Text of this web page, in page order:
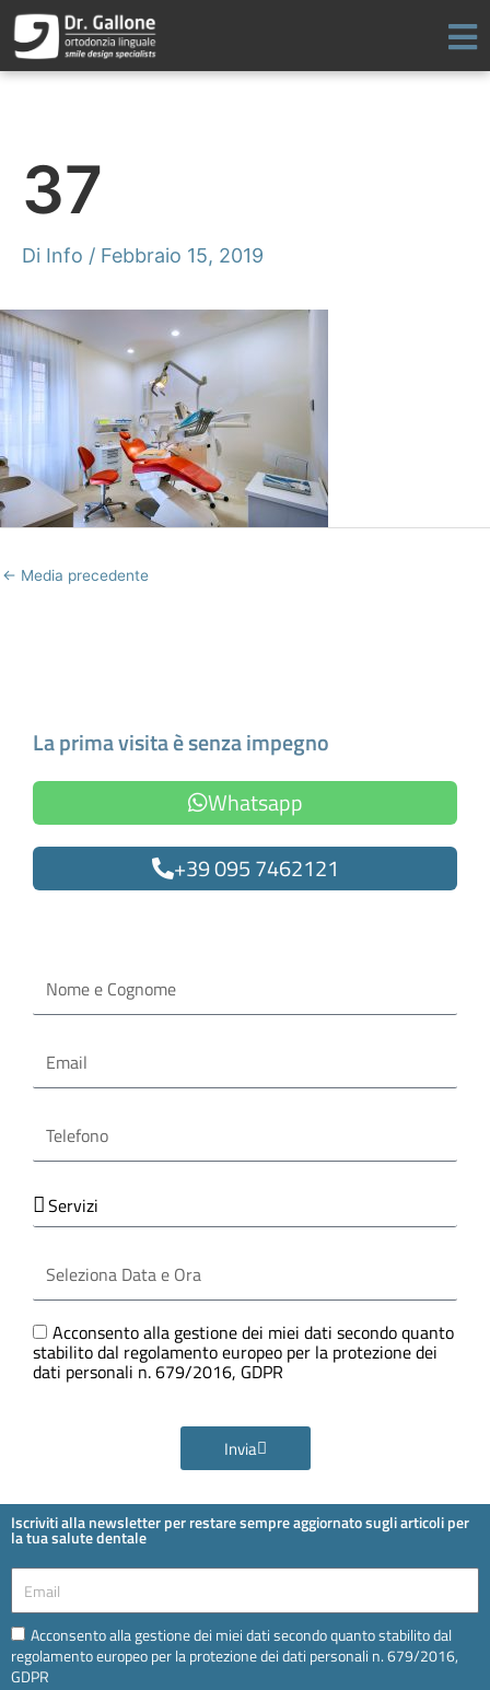
contenuto
37
Di Info / Febbraio 15, 2019
← Media precedente
La prima visita è senza impegno
Whatsapp
+39 095 7462121
Cognome
Servizi
Data
e
GDPR
Acconsento alla gestione dei miei dati secondo quanto
stabilito dal regolamento europeo per la protezione dei
dati personali n. 679/2016, GDPR
Invia
Iscriviti alla newsletter per restare sempre aggiornato sugli articoli per
la tua salute dentale
Email
Email
Acconsento alla gestione dei miei dati secondo quanto stabilito dal
regolamento europeo per la protezione dei dati personali n. 679/2016,
GDPR